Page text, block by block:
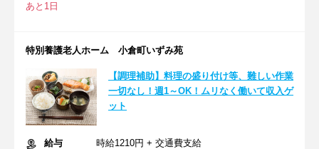
あと1日
特別養護老人ホーム 小倉町いずみ苑
【調理補助】料理の盛り付け等、難しい作業
一切なし！週1～OK！ムリなく働いて収入ゲ
ット
給与
時給1210円 + 交通費支給